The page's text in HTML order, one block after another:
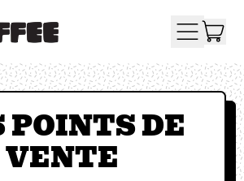
MENU
POINTS DE
VENTE